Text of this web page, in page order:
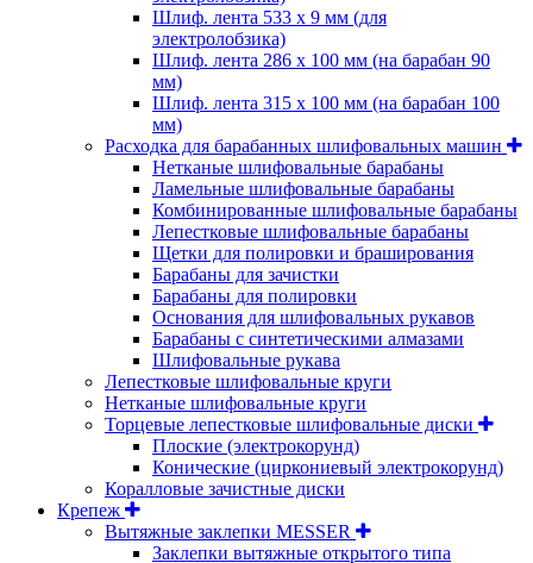
Шлиф. лента 533 х 9 мм (для
электролобзика)
Шлиф. лента 286 х 100 мм (на барабан 90
мм)
Шлиф. лента 315 х 100 мм (на барабан 100
мм)
Расходка для барабанных шлифовальных машин
Нетканые шлифовальные барабаны
Ламельные шлифовальные барабаны
Комбинированные шлифовальные барабаны
Лепестковые шлифовальные барабаны
Щетки для полировки и браширования
Барабаны для зачистки
Барабаны для полировки
Основания для шлифовальных рукавов
Барабаны с синтетическими алмазами
Шлифовальные рукава
Лепестковые шлифовальные круги
Нетканые шлифовальные круги
Торцевые лепестковые шлифовальные диски
Плоские (электрокорунд)
Конические (циркониевый электрокорунд)
Коралловые зачистные диски
Крепеж
Вытяжные заклепки MESSER
Заклепки вытяжные открытого типа